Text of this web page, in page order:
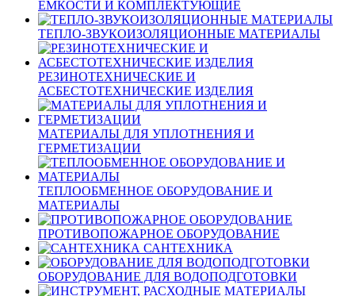
ЕМКОСТИ И КОМПЛЕКТУЮЩИЕ
ТЕПЛО-ЗВУКОИЗОЛЯЦИОННЫЕ МАТЕРИАЛЫ
РЕЗИНОТЕХНИЧЕСКИЕ И
АСБЕСТОТЕХНИЧЕСКИЕ ИЗДЕЛИЯ
МАТЕРИАЛЫ ДЛЯ УПЛОТНЕНИЯ И
ГЕРМЕТИЗАЦИИ
ТЕПЛООБМЕННОЕ ОБОРУДОВАНИЕ И
МАТЕРИАЛЫ
ПРОТИВОПОЖАРНОЕ ОБОРУДОВАНИЕ
САНТЕХНИКА
ОБОРУДОВАНИЕ ДЛЯ ВОДОПОДГОТОВКИ